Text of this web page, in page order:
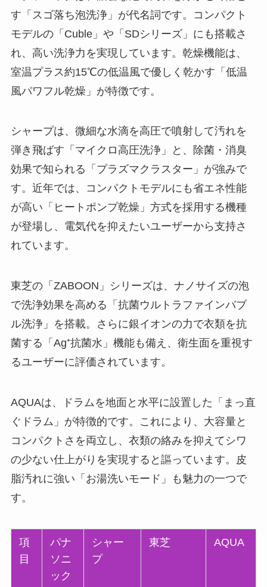
す「スゴ落ち泡洗浄」が代名詞です。コンパクト
モデルの「Cuble」や「SDシリーズ」にも搭載さ
れ、高い洗浄力を実現しています。乾燥機能は、
室温プラス約15℃の低温風で優しく乾かす「低温
風パワフル乾燥」が特徴です。
シャープは、微細な水滴を高圧で噴射して汚れを
弾き飛ばす「マイクロ高圧洗浄」と、除菌・消臭
効果で知られる「プラズマクラスター」が強みで
す。近年では、コンパクトモデルにも省エネ性能
が高い「ヒートポンプ乾燥」方式を採用する機種
が登場し、電気代を抑えたいユーザーから支持さ
れています。
東芝の「ZABOON」シリーズは、ナノサイズの泡
で洗浄効果を高める「抗菌ウルトラファインバブ
ル洗浄」を搭載。さらに銀イオンの力で衣類を抗
菌する「Ag⁺抗菌水」機能も備え、衛生面を重視す
るユーザーに評価されています。
AQUAは、ドラムを地面と水平に設置した「まっ直
ぐドラム」が特徴的です。これにより、大容量と
コンパクトさを両立し、衣類の絡みを抑えてシワ
の少ない仕上がりを実現すると謳っています。皮
脂汚れに強い「お湯洗いモード」も魅力の一つで
す。
項
目
パナ
ソニ
ック
シャー
プ
東芝 AQUA